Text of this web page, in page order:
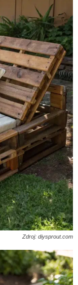
Zdroj: diysprout.com